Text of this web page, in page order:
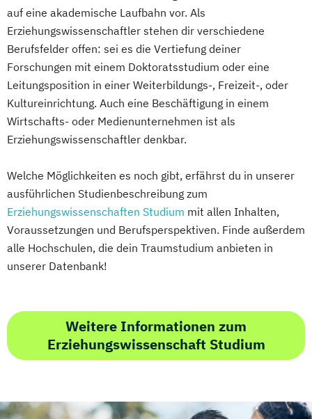
auf eine akademische Laufbahn vor. Als
Erziehungswissenschaftler stehen dir verschiedene
Berufsfelder offen: sei es die Vertiefung deiner
Forschungen mit einem Doktoratsstudium oder eine
Leitungsposition in einer Weiterbildungs-, Freizeit-, oder
Kultureinrichtung. Auch eine Beschäftigung in einem
Wirtschafts- oder Medienunternehmen ist als
Erziehungswissenschaftler denkbar.
Welche Möglichkeiten es noch gibt, erfährst du in unserer
ausführlichen Studienbeschreibung zum
Erziehungswissenschaften Studium mit allen Inhalten,
Voraussetzungen und Berufsperspektiven. Finde außerdem
alle Hochschulen, die dein Traumstudium anbieten in
unserer Datenbank!
Weitere Informationen zum
Erziehungswissenschaft Studium